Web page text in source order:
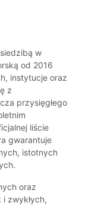
w
od 2016
instytucje oraz
z
przysięgłego
liście
gwarantuje
istotnych
oraz
zwykłych,